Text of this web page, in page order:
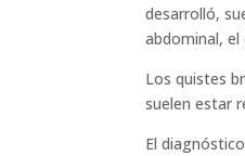
desarrolló,
abdominal,
Los quistes
suelen estar
El